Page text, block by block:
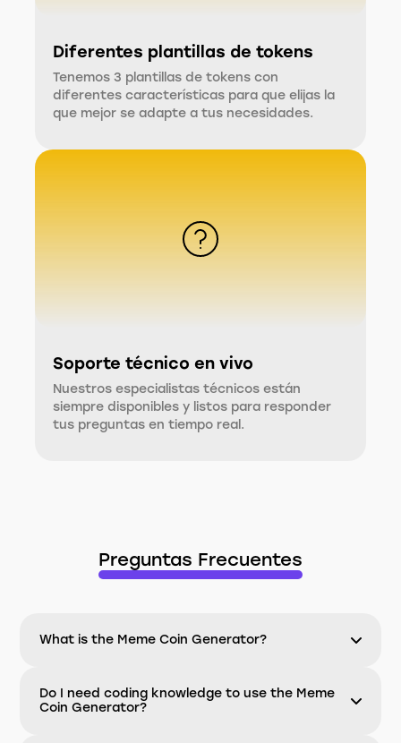
Diferentes plantillas de tokens
Tenemos 3 plantillas de tokens con
diferentes características para que elijas la
que mejor se adapte a tus necesidades.
Soporte técnico en vivo
Nuestros especialistas técnicos están
siempre disponibles y listos para responder
tus preguntas en tiempo real.
Preguntas Frecuentes
What is the Meme Coin Generator?
Do I need coding knowledge to use the Meme
Coin Generator?